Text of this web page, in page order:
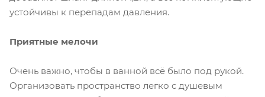
устойчивы к перепадам давления.
Приятные мелочи
Очень важно, чтобы в ванной всё было под рукой.
Организовать пространство легко с душевым